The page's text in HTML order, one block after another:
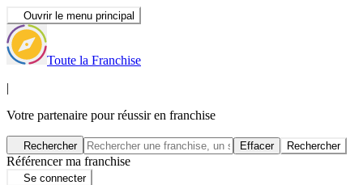
Ouvrir le menu principal
Toute la Franchise
|
Votre partenaire pour réussir en franchise
Rechercher Effacer Rechercher
Référencer ma franchise
Se connecter